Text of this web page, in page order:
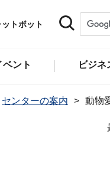
トボット
ント ビジネ
センターの案内 動物